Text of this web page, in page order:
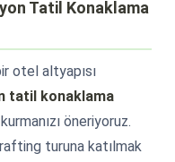
Tatil Konaklama
otel altyapısı
tatil konaklama
öneriyoruz.
turuna katılmak